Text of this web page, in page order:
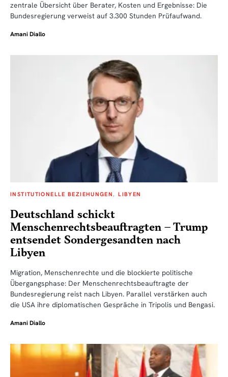
zentrale Übersicht über Berater, Kosten und Ergebnisse: Die
Bundesregierung verweist auf 3.300 Stunden Prüfaufwand.
Amani Diallo
INSTITUTIONELLE BEZIEHUNGEN LIBYEN
Deutschland schickt
Menschenrechtsbeauftragten – Trump
entsendet Sondergesandten nach
Libyen
Migration, Menschenrechte und die blockierte politische
Übergangsphase: Der Menschenrechtsbeauftragte der
Bundesregierung reist nach Libyen. Parallel verstärken auch
die USA ihre diplomatischen Gespräche in Tripolis und Bengasi.
Amani Diallo